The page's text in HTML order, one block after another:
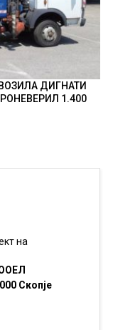
ДИГНАТИ
1.400
на
Скопје